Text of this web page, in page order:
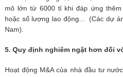
mô lớn từ 6000 tỉ khi đáp ứng
hoặc số lượng lao động... (Các dự
Nam).
5. Quy định nghiêm ngặt hơn đối
Hoạt động M&A của nhà đầu tư